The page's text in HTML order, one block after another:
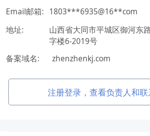
Email邮箱: 1803***6935@16**com
地址:
山西省大同市平城区御河东
字楼6-2019号
备案域名:
zhenzhenkj.com
注册登录，查看负责人和